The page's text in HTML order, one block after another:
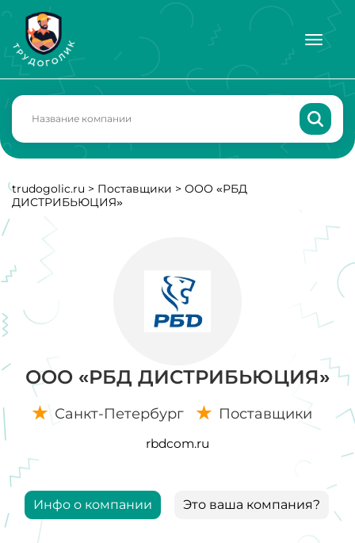
trudogolic.ru > Поставщики > ООО «РБД
ДИСТРИБЬЮЦИЯ»
ООО «РБД ДИСТРИБЬЮЦИЯ»
Санкт-Петербург Поставщики
rbdcom.ru
Инфо о компании Это ваша компания?